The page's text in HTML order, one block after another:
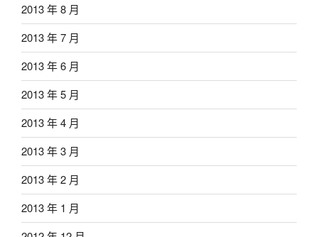
2013 年 8 月
2013 年 7 月
2013 年 6 月
2013 年 5 月
2013 年 4 月
2013 年 3 月
2013 年 2 月
2013 年 1 月